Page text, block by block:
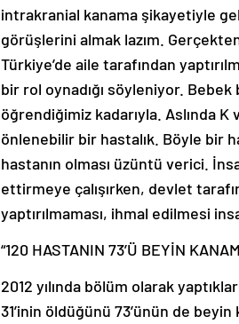
intrakranial kanama şikayetiyle
görüşlerini almak lazım.
Türkiye’de aile tarafından
bir rol oynadığı söyleniyor.
öğrendiğimiz kadarıyla. Aslında
önlenebilir bir hastalık. Böyle bir
hastanın olması üzüntü verici.
ettirmeye çalışırken, devlet
yaptırılmaması, ihmal edilmesi
“120 HASTANIN 73’Ü BEYİN
2012 yılında bölüm olarak
31’inin öldüğünü 73’ünün de